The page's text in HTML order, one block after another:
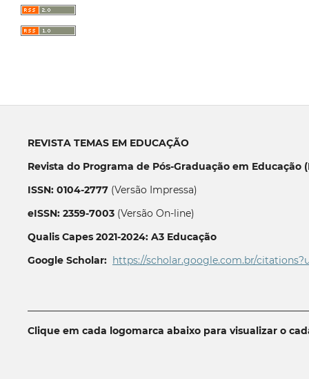
REVISTA TEMAS EM EDUCAÇÃO
Revista do Programa de Pós-Graduação em Educação
ISSN: 0104-2777(Versão Impressa)
eISSN: 2359-7003(Versão On-line)
Qualis Capes 2021-2024: A3 Educação
Google Scholar: https://scholar.google.com.br/
Clique em cada logomarca abaixo para visualizar o